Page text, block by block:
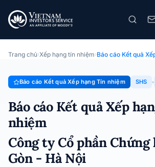
Báo cáo Kết quả Xếp hạng Tín nhiệm ·
khoán Sài Gòn - Hà Nội · 02/10/2025
Trang chủ›Xếp hạng tín nhiệm›Báo cáo Kết quả
Báo cáo Kết quả Xếp hạng Tín nhiệm SHS
Báo cáo Kết quả Xếp
nhiệm
Công ty Cổ phần Chứng
Gòn - Hà Nội